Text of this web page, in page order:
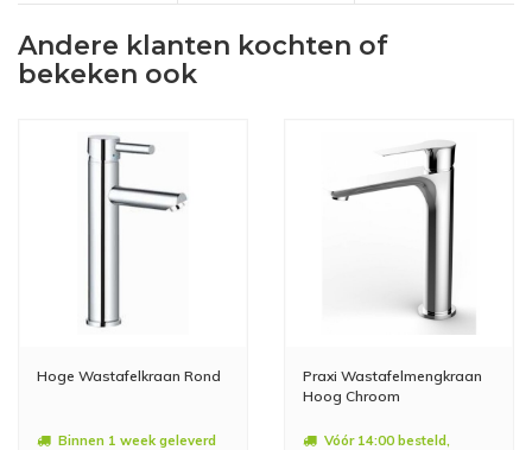
Andere klanten kochten of
bekeken ook
Hoge Wastafelkraan Rond
Binnen 1 week geleverd
Praxi Wastafelmengkraan
Hoog Chroom
Vóór 14:00 besteld,